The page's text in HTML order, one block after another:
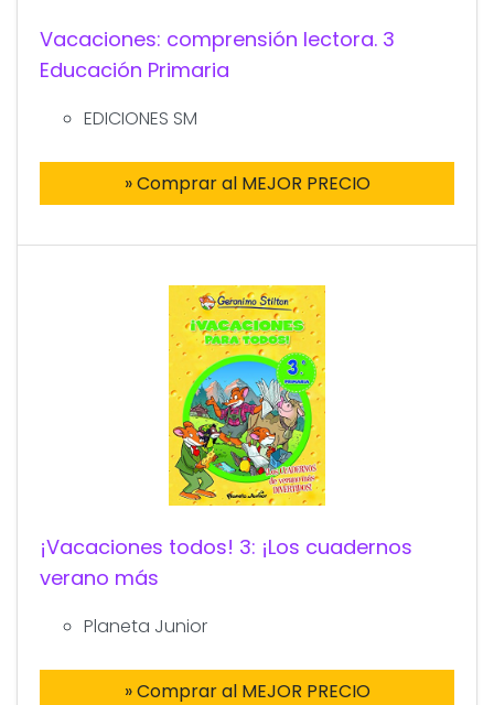
Vacaciones: comprensión lectora. 3
Educación Primaria
EDICIONES SM
» Comprar al MEJOR PRECIO
¡Vacaciones todos! 3: ¡Los cuadernos
verano más
Planeta Junior
» Comprar al MEJOR PRECIO